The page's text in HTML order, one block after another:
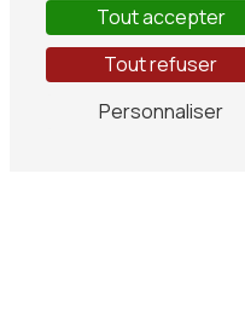
Adresse de livraison
Tout accepter
Tout refuser
Personnaliser